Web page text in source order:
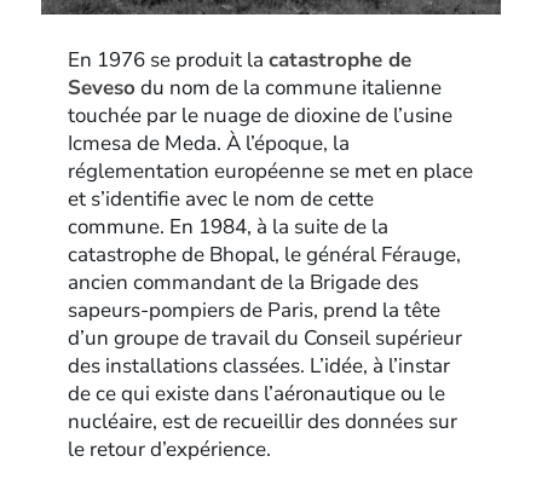
En 1976 se produit lacatastrophe de
Seveso du nom de la commune italienne
touchée par le nuage de dioxine de l’usine
Icmesa de Meda. À l’époque, la
réglementation européenne se met en place
et s’identifie avec le nom de cette
commune. En 1984, à la suite de la
catastrophe de Bhopal, le général Férauge,
ancien commandant de la Brigade des
sapeurs-pompiers de Paris, prend la tête
d’un groupe de travail du Conseil supérieur
des installations classées. L’idée, à l’instar
de ce qui existe dans l’aéronautique ou le
nucléaire, est de recueillir des données sur
le retour d’expérience.